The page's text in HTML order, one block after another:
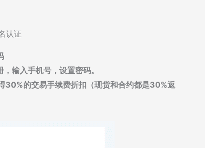
认证
输入手机号，设置密码。
的交易手续费折扣（现货和合约都是30%返